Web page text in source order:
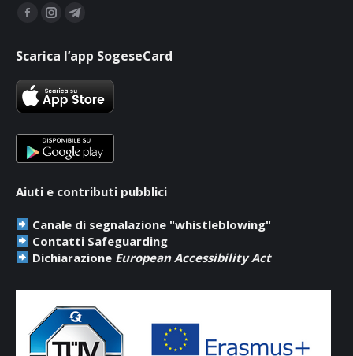
Find us on:
Facebook
opens
in
new
Instagram
opens
in
new
Telegram
opens
in
new
Scarica l’app SogeseCard
Aiuti e contributi pubblici
Canale di segnalazione "whistleblowing"
Contatti Safeguarding
Dichiarazione European Accessibility Act